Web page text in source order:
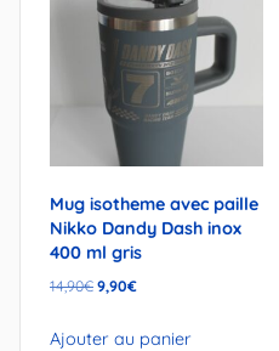
Mug isotheme avec paille
Nikko Dandy Dash inox
400 ml gris
14,90€ Le
initial
9,90€Le
actuel
Ajouter au panier